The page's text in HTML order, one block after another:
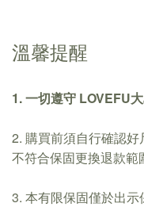
溫馨提醒
1. 一切遵守 LOVEFU
2. 購買前須自行確認
不符合保固更換退款範
3. 本有限保固僅於出